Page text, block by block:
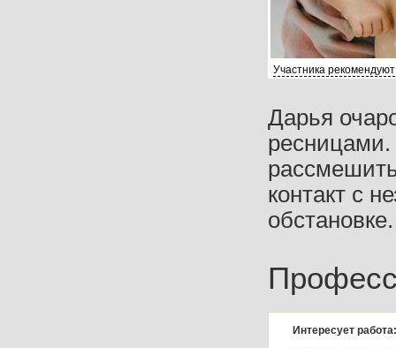
Участника рекомендуют
Дарья
ресницами.
контакт с
обстановке.
Интересует работа: